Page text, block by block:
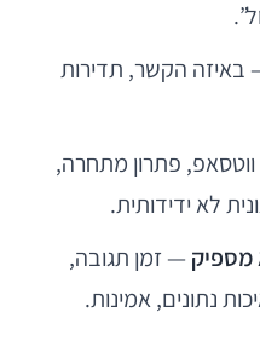
באיזה הקשר, תדירות
פתרון מתחרה,
לא ידידותית.
מספיק — זמן תגובה,
נתונים, אמינות.